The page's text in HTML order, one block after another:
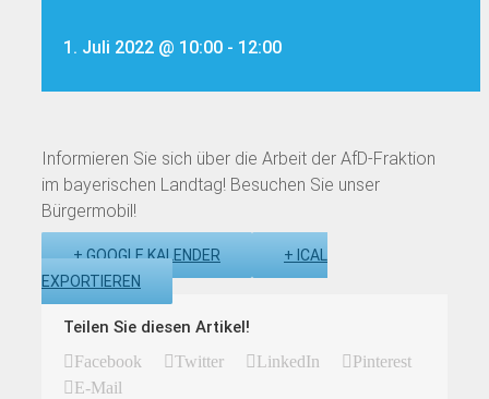
1. Juli 2022 @ 10:00 - 12:00
Informieren Sie sich über die Arbeit der AfD-Fraktion
im bayerischen Landtag! Besuchen Sie unser
Bürgermobil!
+ GOOGLE KALENDER
+ ICAL
EXPORTIEREN
Teilen Sie diesen Artikel!
Facebook Twitter LinkedIn
Pinterest
E-Mail